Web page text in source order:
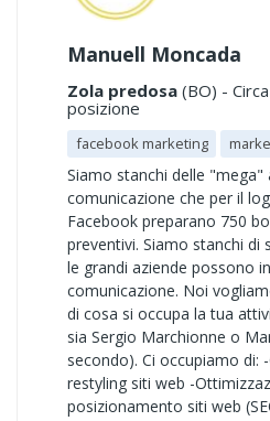
Manuell Moncada
Zola predosa (BO) -
posizione
facebook marketing
Siamo stanchi delle "mega"
comunicazione che per il
Facebook preparano 750
preventivi. Siamo stanchi di
le grandi aziende possono
comunicazione. Noi
di cosa si occupa la tua
sia Sergio Marchionne o
secondo). Ci occupiamo di:
restyling siti web -
posizionamento siti web